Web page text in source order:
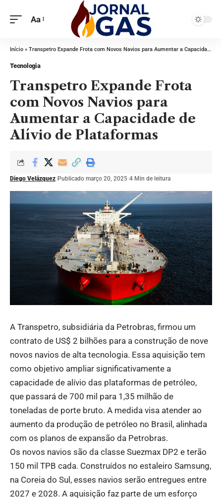
Aa
Início » Transpetro Expande Frota com Novos Navios para Aumentar a Capacidade de Alívio de Plataformas
Tecnologia
Transpetro Expande Frota
com Novos Navios para
Aumentar a Capacidade de
Alívio de Plataformas
Diego Velázquez Publicado março 20, 2025 4 Min de leitura
A Transpetro, subsidiária da Petrobras, firmou um
contrato de US$ 2 bilhões para a construção de nove
novos navios de alta tecnologia. Essa aquisição tem
como objetivo ampliar significativamente a
capacidade de alívio das plataformas de petróleo,
que passará de 700 mil para 1,35 milhão de
toneladas de porte bruto. A medida visa atender ao
aumento da produção de petróleo no Brasil, alinhada
com os planos de expansão da Petrobras.
Os novos navios são da classe Suezmax DP2 e terão
150 mil TPB cada. Construídos no estaleiro Samsung,
na Coreia do Sul, esses navios serão entregues entre
2027 e 2028. A aquisição faz parte de um esforço